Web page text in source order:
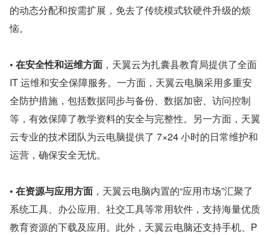
的动态分配和按需扩展，免去了传统模式软硬件升级的烦
恼。
• 在安全性和运维方面 ，天翼云为扎囊县教育局提供了全面
IT 运维和安全保障服务。一方面，天翼云电脑采用多重安
全防护措施，包括数据同步与备份、数据加密、访问控制
等，有效保障了教学资料的安全与完整性。另一方面，天翼
云专业的技术团队为云电脑提供了 7×24 小时的日常维护和
运营，确保安全无忧。
• 在资源与应用方面 ，天翼云电脑内置的“应用市场”汇聚了
系统工具、办公应用、社交工具等常用软件，支持海量优质
教育资源的下载及应用。此外，天翼云电脑还支持手机、P